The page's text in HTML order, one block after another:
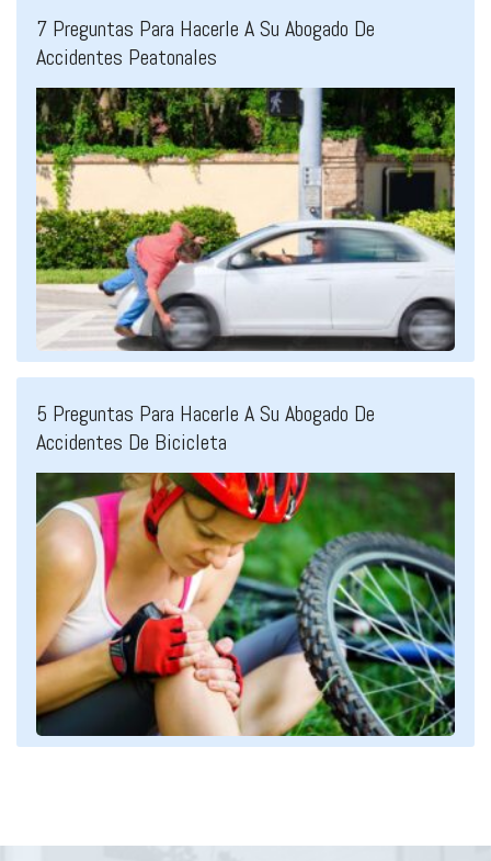
7 Preguntas Para Hacerle A Su Abogado De
Accidentes Peatonales
5 Preguntas Para Hacerle A Su Abogado De
Accidentes De Bicicleta